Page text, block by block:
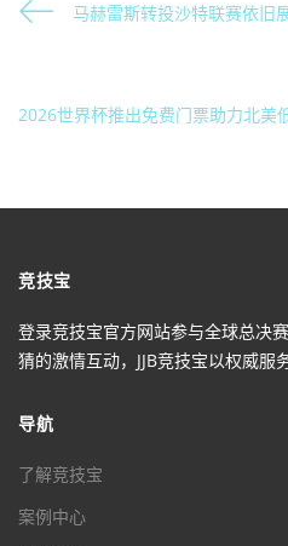
马赫雷斯转投沙特联赛依旧
2026世界杯推出免费门票助力北美
竞技宝
登录竞技宝官方网站参与全球总决
猜的激情互动，JJB竞技宝以权威服
导航
了解竞技宝
案例中心